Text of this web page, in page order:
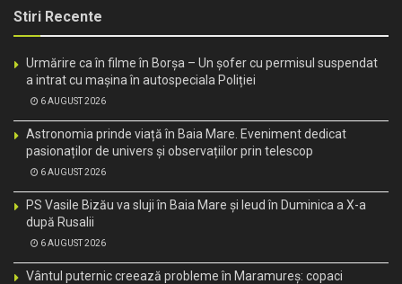
Stiri Recente
Urmărire ca în filme în Borșa – Un șofer cu permisul suspendat
a intrat cu mașina în autospeciala Poliției
6 AUGUST 2026
Astronomia prinde viață în Baia Mare. Eveniment dedicat
pasionaților de univers și observațiilor prin telescop
6 AUGUST 2026
PS Vasile Bizău va sluji în Baia Mare și Ieud în Duminica a X-a
după Rusalii
6 AUGUST 2026
Vântul puternic creează probleme în Maramureș: copaci